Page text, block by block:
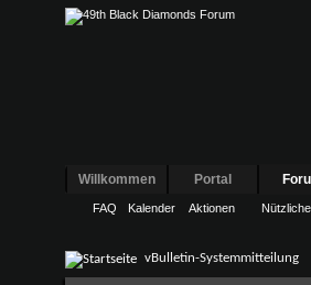
Willkommen Portal
FAQ Kalender Aktionen
vBulletin-Systemmitteilung